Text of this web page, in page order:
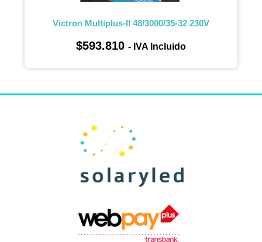
Victron Multiplus-II 48/3000/35-32 230V
$593.810 - IVA Incluido